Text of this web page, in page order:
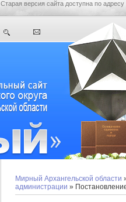
Старая версия сайта доступна по адресу
Мирный Архангельской области
администрации »